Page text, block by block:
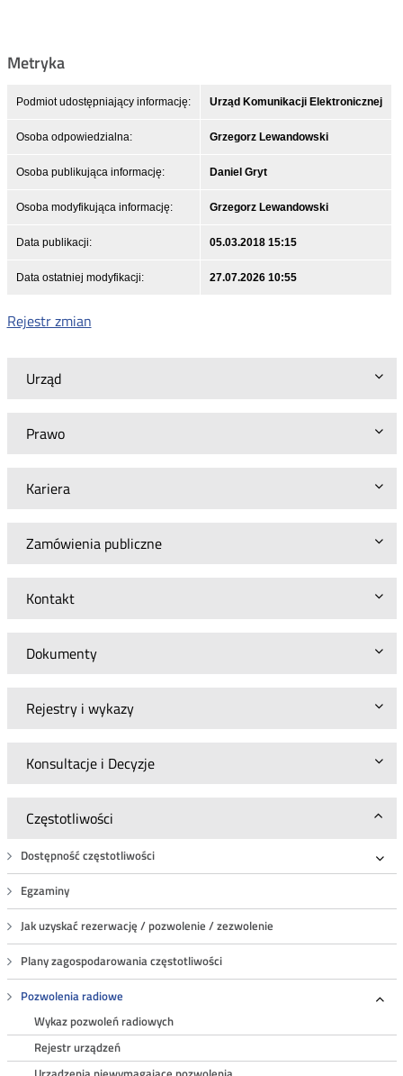
Urząd
Prawo
Kariera
Zamówienia publiczne
Kontakt
Dokumenty
Rejestry i wykazy
Konsultacje i Decyzje
Częstotliwości
Dostępność częstotliwości
Egzaminy
Jak uzyskać rezerwację / pozwolenie / zezwolenie
Plany zagospodarowania częstotliwości
Pozwolenia radiowe
Wykaz pozwoleń radiowych
Rejestr urządzeń
Metryka
Podmiot udostępniający informację: Urząd Komunikacji Elektronicznej
Osoba odpowiedzialna: Grzegorz Lewandowski
Osoba publikująca informację: Daniel Gryt
Osoba modyfikująca informację: Grzegorz Lewandowski
Data publikacji: 05.03.2018 15:15
Data ostatniej modyfikacji: 27.07.2026 10:55
Rejestr zmian